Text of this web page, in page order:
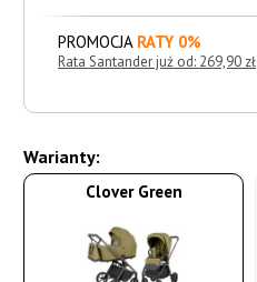
Warianty:
Clover Green
PROMOCJA RATY 0%
Rata Santander już od: 269,90 zł